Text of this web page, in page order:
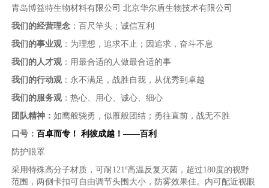
青岛博益特生物材料有限公司 北京华尔盾生物技术有限公司
我们的经营理念 ：百尺竿头；诚信互利
我们的事业观：为理想，追求不止；因追求，奋斗不息
我们的人才观：用最合适的人做最合适的事
我们的行动观：永不满足，战胜自我，从优秀到卓越
我们的服务观：热心、用心、诚心、细心
团队精神：如鹰般骁勇，似雁般团结；勇往直前，战无不胜
口号：百卓而专！ 利彼成越！——百利
防护眼罩
采用特殊高分子材质，可耐121º高温反复灭菌，超过180度的视野
范围，两侧卡扣可自由调节头围大小，防雾效果佳。内可配近视眼